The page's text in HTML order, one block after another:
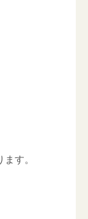
す。